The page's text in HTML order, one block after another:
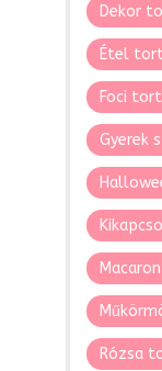
Dekor
Étel
Foci
Gyerek
Rózsa